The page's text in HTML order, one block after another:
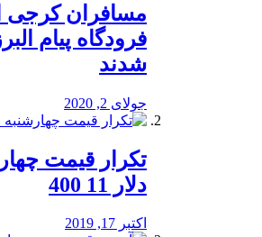
مسافران کرجی
فرودگاه پیام
شدند
جولای 2, 2020
تکرار قیمت
دلار 11 400
اکتبر 17, 2019